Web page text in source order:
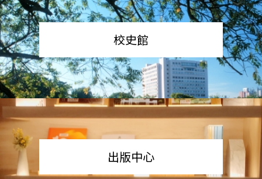
校史館
出版中心